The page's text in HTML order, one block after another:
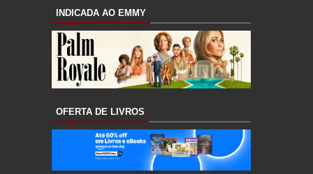
INDICADA AO EMMY
OFERTA DE LIVROS